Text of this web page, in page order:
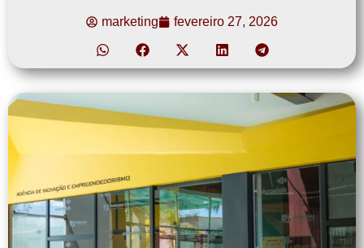
marketing fevereiro 27, 2026